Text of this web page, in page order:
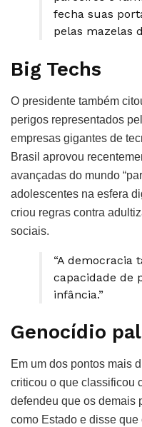
fecha suas
pelas mazelas
Big Techs
O presidente também
perigos representados
empresas gigantes de
Brasil aprovou
avançadas do mundo
adolescentes na esfera
criou regras contra
sociais.
“A democracia
capacidade de
infância.”
Genocídio
Em um dos pontos mais
criticou o que classificou
defendeu que os demais
como Estado e disse